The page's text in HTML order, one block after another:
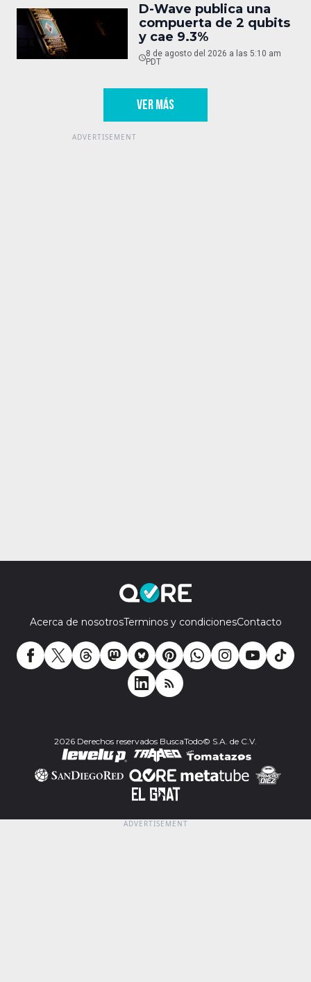
D-Wave publica una
compuerta de 2 qubits
y cae 9.3%
8 de agosto del 2026 a las 5:10 am
PDT
VER MÁS
Acerca de nosotrosTerminos y condicionesContacto
2026 Derechos reservados BuscaTodo© S.A. de C.V.